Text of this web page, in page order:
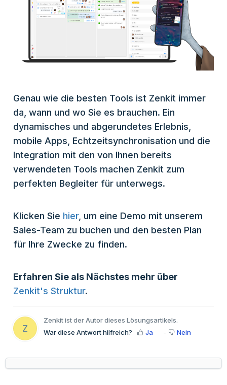
Genau wie die besten Tools ist Zenkit immer
da, wann und wo Sie es brauchen. Ein
dynamisches und abgerundetes Erlebnis,
mobile Apps, Echtzeitsynchronisation und die
Integration mit den von Ihnen bereits
verwendeten Tools machen Zenkit zum
perfekten Begleiter für unterwegs.
Klicken Sie hier, um eine Demo mit unserem
Sales-Team zu buchen und den besten Plan
für Ihre Zwecke zu finden.
Erfahren Sie als Nächstes mehr über
Zenkit's Struktur.
Z
Zenkit ist der Autor dieses Lösungsartikels.
War diese Antwort hilfreich?
Ja Nein